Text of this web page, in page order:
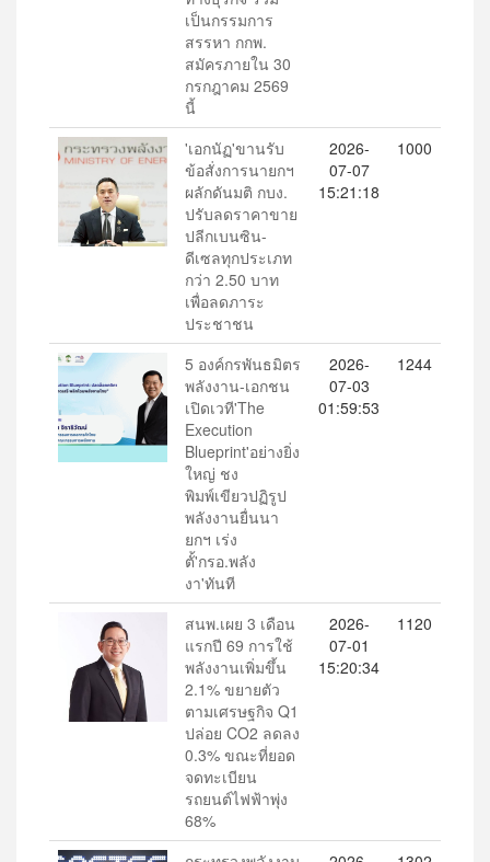
เป็นกรรมการ
สรรหา กกพ.
สมัครภายใน 30
กรกฎาคม 2569
นี้
'เอกนัฏ'ขานรับ
ข้อสั่งการนายกฯ
ผลักดันมติ กบง.
ปรับลดราคาขาย
ปลีกเบนซิน-
ดีเซลทุกประเภท
กว่า 2.50 บาท
เพื่อลดภาระ
ประชาชน
2026-
07-07
15:21:18
1000
5 องค์กรพันธมิตร
พลังงาน-เอกชน
เปิดเวที'The
Execution
Blueprint'อย่างยิ่ง
ใหญ่ ชง
พิมพ์เขียวปฏิรูป
พลังงานยื่นนา
ยกฯ เร่ง
ตั้'กรอ.พลัง
งา'ทันที
2026-
07-03
01:59:53
1244
สนพ.เผย 3 เดือน
แรกปี 69 การใช้
พลังงานเพิ่มขึ้น
2.1% ขยายตัว
ตามเศรษฐกิจ Q1
ปล่อย CO2 ลดลง
0.3% ขณะที่ยอด
จดทะเบียน
รถยนต์ไฟฟ้าพุ่ง
68%
2026-
07-01
15:20:34
1120